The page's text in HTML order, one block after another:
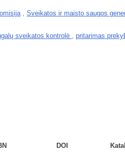
, Sveikatos ir maisto saugos
sveikatos kontrolė , pritarimas
DOI